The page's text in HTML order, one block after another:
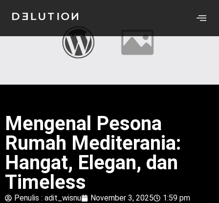
Mengenal Pesona
Rumah Mediterania:
Hangat, Elegan, dan
Timeless
Penulis : adit_wisnu November 3, 2025 1:59 pm